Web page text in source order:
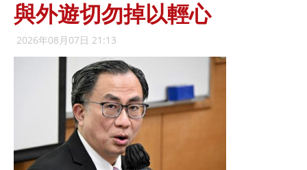
與外遊切勿掉以輕心
2026年08月07日 21:13